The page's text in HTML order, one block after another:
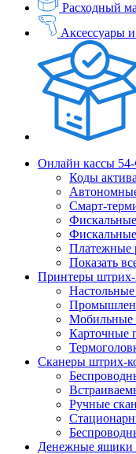
Расходный
Аксессуары
Онлайн кассы
Коды
Смарт-
Платежные
Показать
Принтеры штрих-
Мобильные
Карточные
Сканеры штрих-
Ручные
Денежные